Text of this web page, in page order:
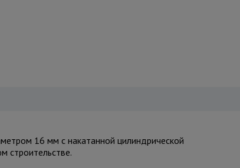
16 мм с накатанной цилиндрической
строительстве.